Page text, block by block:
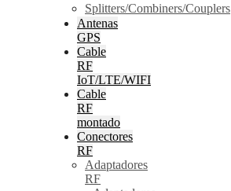
Splitters/Combiners/Couplers
Antenas
GPS
Cable
RF
IoT/LTE/WIFI
Cable
RF
montado
Conectores
RF
Adaptadores
RF